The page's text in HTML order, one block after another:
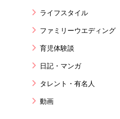
ライフスタイル
ファミリーウエディング
育児体験談
日記・マンガ
タレント・有名人
動画